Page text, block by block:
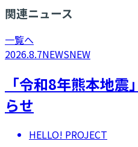
関連ニュース
一覧へ
2026.8.7NEWSNEW
「令和8年熊本地
らせ
HELLO! PROJECT